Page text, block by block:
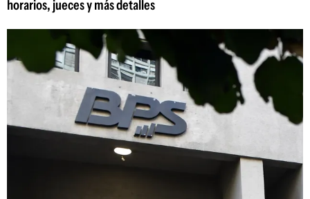
horarios, jueces y más detalles